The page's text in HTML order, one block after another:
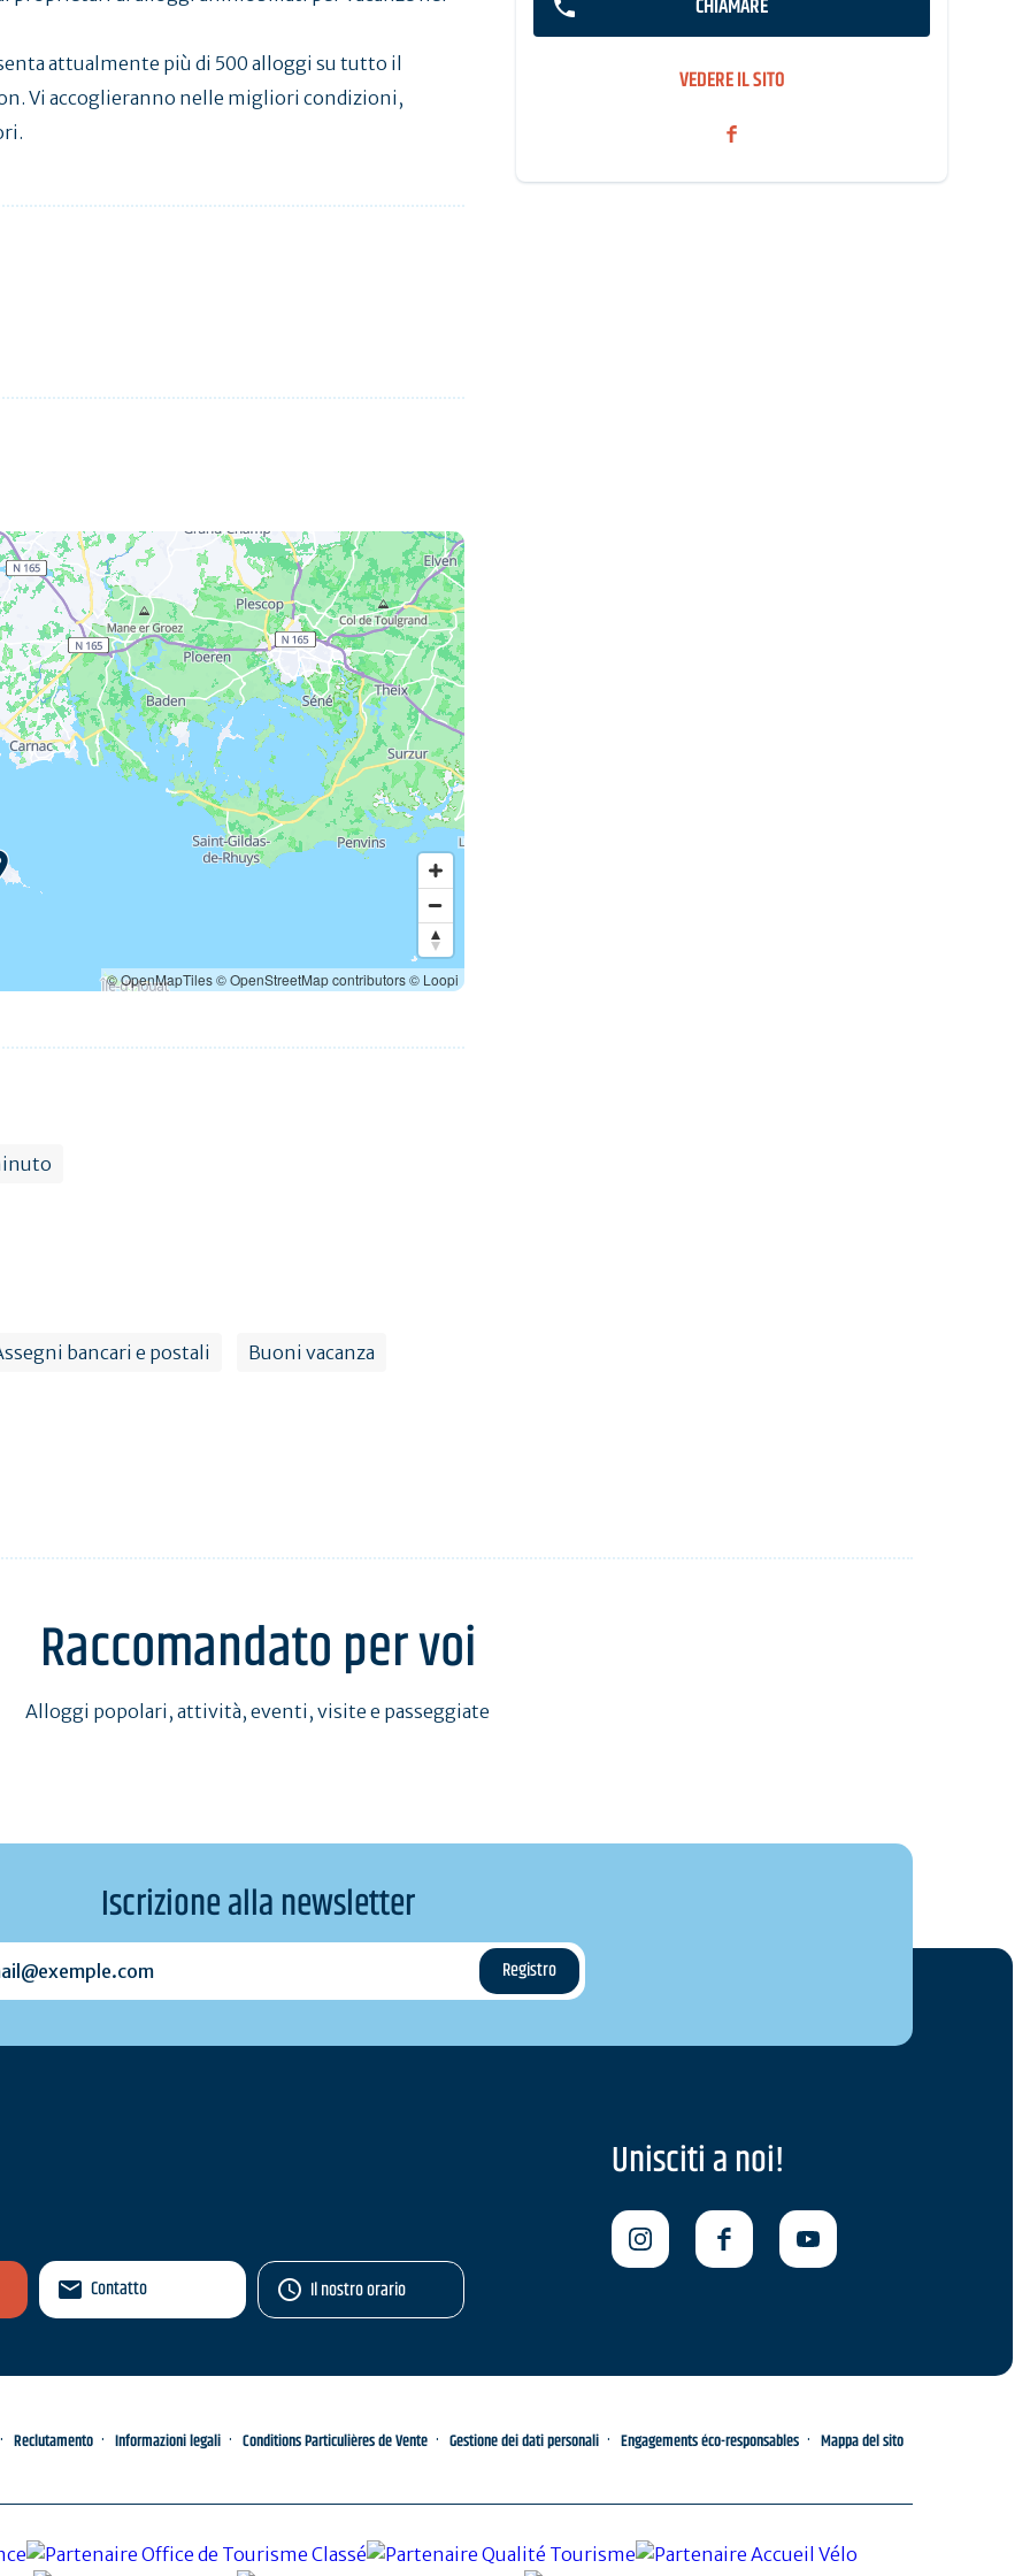
VEDERE IL SITO
attualmente più di 500 alloggi su tutto il
Vi accoglieranno nelle migliori condizioni,
© OpenMapTiles© OpenStreetMap contributors© Loopi
bancari e postali Buoni vacanza
Raccomandato per voi
Alloggi popolari, attività, eventi, visite e passeggiate
Iscrizione alla newsletter
Contatto Il nostro orario
Unisciti a noi!
Reclutamento Informazioni legali Conditions Particulières de Vente Gestione dei dati personali Engagements éco-responsables Mappa del sito